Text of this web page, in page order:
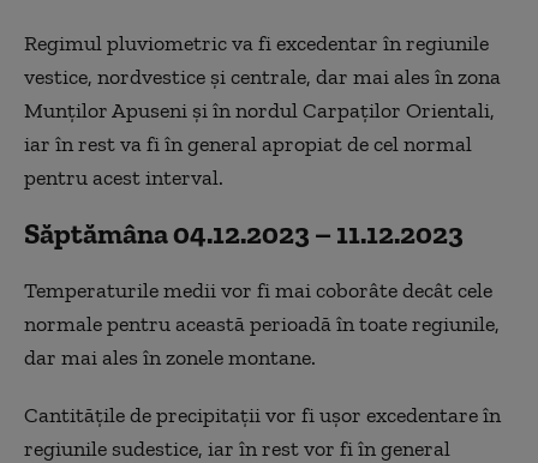
Regimul pluviometric va fi excedentar în regiunile
vestice, nordvestice şi centrale, dar mai ales în zona
Munţilor Apuseni şi în nordul Carpaţilor Orientali,
iar în rest va fi în general apropiat de cel normal
pentru acest interval.
Săptămâna 04.12.2023 – 11.12.2023
Temperaturile medii vor fi mai coborâte decât cele
normale pentru această perioadă în toate regiunile,
dar mai ales în zonele montane.
Cantităţile de precipitaţii vor fi uşor excedentare în
regiunile sudestice, iar în rest vor fi în general